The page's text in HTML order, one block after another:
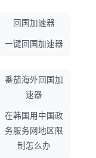
回国加速器
一键回国加速器
番茄海外回国加
速器
在韩国用中国政
务服务网地区限
制怎么办